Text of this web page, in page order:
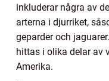
inkluderar några av
arterna i djurriket,
geparder och
hittas i olika delar av
Amerika.